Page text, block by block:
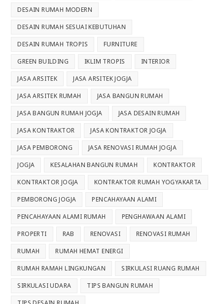
DESAIN RUMAH MODERN
DESAIN RUMAH SESUAI KEBUTUHAN
DESAIN RUMAH TROPIS FURNITURE
GREEN BUILDING IKLIM TROPIS INTERIOR
JASA ARSITEK JASA ARSITEK JOGJA
JASA ARSITEK RUMAH JASA BANGUN RUMAH
JASA BANGUN RUMAH JOGJA JASA DESAIN RUMAH
JASA KONTRAKTOR JASA KONTRAKTOR JOGJA
JASA PEMBORONG JASA RENOVASI RUMAH JOGJA
JOGJA KESALAHAN BANGUN RUMAH KONTRAKTOR
KONTRAKTOR JOGJA KONTRAKTOR RUMAH YOGYAKARTA
PEMBORONG JOGJA PENCAHAYAAN ALAMI
PENCAHAYAAN ALAMI RUMAH PENGHAWAAN ALAMI
PROPERTI RAB RENOVASI RENOVASI RUMAH
RUMAH RUMAH HEMAT ENERGI
RUMAH RAMAH LINGKUNGAN SIRKULASI RUANG RUMAH
SIRKULASI UDARA TIPS BANGUN RUMAH